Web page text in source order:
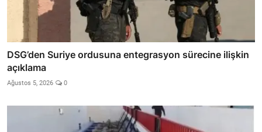
DSG’den Suriye ordusuna entegrasyon sürecine ilişkin
açıklama
Ağustos 5, 2026 0